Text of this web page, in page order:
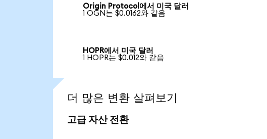
Origin Protocol에서 미국 달러
1 OGN는 $0.0162와 같음
HOPR에서 미국 달러
1 HOPR는 $0.012와 같음
더 많은 변환 살펴보기
고급 자산 전환